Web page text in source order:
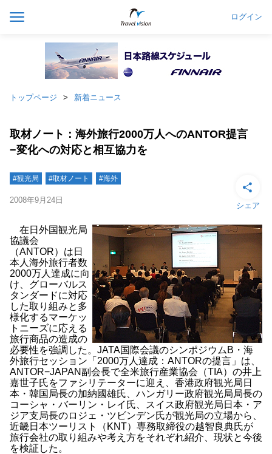
ログイン
トップページ 新着ニュース
取材ノート：海外旅行2000万人へのANTOR提言
−変化への対応と相互協力を
#観光局 #取材ノート #海外
2008年9月24日
シェア
在日外国観光局
協議会
（ANTOR）は日
本人海外旅行者数
2000万人達成に向
け、グローバルス
タンダードに対応
した取り組みと多
様化するマーケッ
トニーズに応える
旅行商品の造成の
必要性を強調した。JATA国際会議のシンポジウムB・海
外旅行セッション「2000万人達成：ANTORの提言」は、
ANTOR−JAPAN副会長で全米旅行産業協会（TIA）の井上
嘉世子氏をファシリテーターに迎え、香港政府観光局日
本・韓国局長の加納國雄氏、ハンガリー政府観光局局長の
コーシャ・バーリン・レイ氏、スイス政府観光局日本・ア
ジア支局長のロジェ・ツビンデン氏が観光局の立場から、
近畿日本ツーリスト（KNT）専務取締役の越智良典氏が
旅行会社の取り組みや考え方をそれぞれ紹介、現状と今後
を検証した。